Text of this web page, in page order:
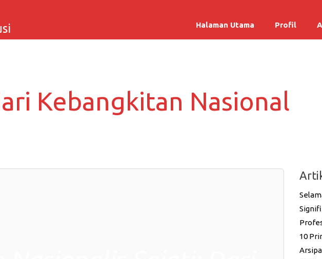
Halaman Utama Profil
Kebangkitan Nasional
10